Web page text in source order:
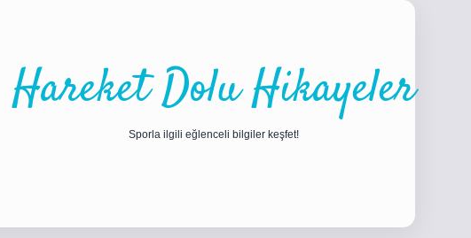
Hareket Dolu Hikayeler
Sporla ilgili eğlenceli bilgiler keşfet!